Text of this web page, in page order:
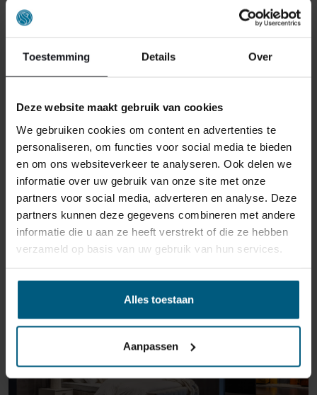
Toestemming Details Over
Deze website maakt gebruik van cookies
We gebruiken cookies om content en advertenties te
personaliseren, om functies voor social media te bieden
en om ons websiteverkeer te analyseren. Ook delen we
informatie over uw gebruik van onze site met onze
partners voor social media, adverteren en analyse. Deze
partners kunnen deze gegevens combineren met andere
informatie die u aan ze heeft verstrekt of die ze hebben
verzameld op basis van uw gebruik van hun services.
Alles toestaan
Aanpassen
duidelijk uit welke materialen, matrassen en
slaapgedrag. Zo weet u zeker dat u een weloverwogen
Nederlands Slaapcentrum heeft meerdere vestigingen,
Nederland en is voor veel mensen dé vertrouwde
beddenwinkel Amsterdam Oost en omgeving
geworden. Dankzij onze jarenlange ervaring en
persoonlijke service weten klanten ons vanuit
verschillende regio’s te vinden voor eerlijk slaapadvies
en hoogwaardige bedden.